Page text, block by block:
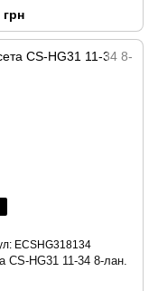
грн
ECSHG318134
CS-HG31 11-34 8-лан.